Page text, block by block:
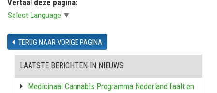
Vertaal deze pagina:
Select Language ▼
TERUG NAAR VORIGE PAGINA
LAATSTE BERICHTEN IN NIEUWS
Medicinaal Cannabis Programma Nederland faalt en